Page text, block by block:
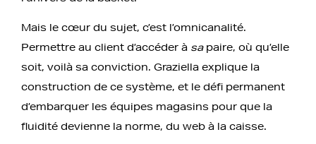
Mais le cœur du sujet, c’est l’omnicanalité.
Permettre au client d’accéder à sapaire, où qu’elle
soit, voilà sa conviction. Graziella explique la
construction de ce système, et le défi permanent
d’embarquer les équipes magasins pour que la
fluidité devienne la norme, du web à la caisse.